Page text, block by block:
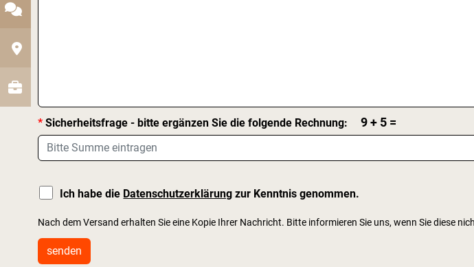
* Sicherheitsfrage - bitte ergänzen Sie die folgende Rechnung: 9+ 5 =
Ich habe die Datenschutzerklärung zur Kenntnis genommen.
Nach dem Versand erhalten Sie eine Kopie Ihrer Nachricht. Bitte informieren Sie uns, wenn Sie diese
senden